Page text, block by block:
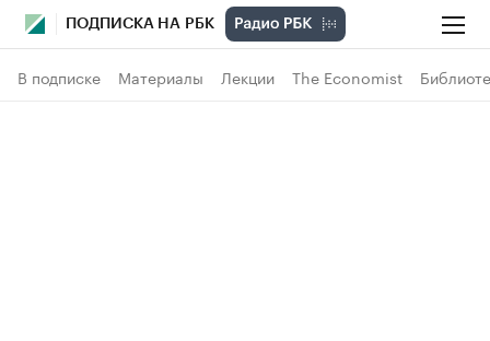
ПОДПИСКА НА РБК
В подписке Материалы Лекции The Economist